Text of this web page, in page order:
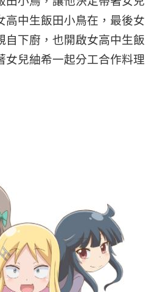
高中生飯田小鳥在，最後女
自下廚，也開啟女高中生飯
女兒紬希一起分工合作料理